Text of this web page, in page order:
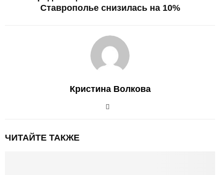
Ставрополье снизилась на 10%
Кристина Волкова
ЧИТАЙТЕ ТАКЖЕ